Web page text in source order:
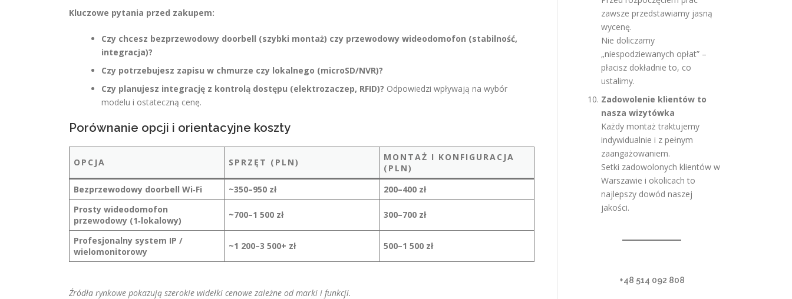
Kluczowe pytania przed zakupem:
Czy chcesz bezprzewodowy doorbell (szybki montaż) czy przewodowy wideodomofon (stabilność,
integracja)?
Czy potrzebujesz zapisu w chmurze czy lokalnego (microSD/NVR)?
Czy planujesz integrację z kontrolą dostępu (elektrozaczep, RFID)? Odpowiedzi wpływają na wybór
modelu i ostateczną cenę.
Porównanie opcji i orientacyjne koszty
OPCJA SPRZĘT (PLN)
MONTAŻ I KONFIGURACJA
(PLN)
Bezprzewodowy doorbell Wi‑Fi
~350–950 zł
200–400 zł
Prosty wideodomofon
przewodowy (1‑lokalowy)
~700–1 500 zł 300–700 zł
Profesjonalny system IP /
wielomonitorowy
~1 200–3 500+ zł 500–1 500 zł
Źródła rynkowe pokazują szerokie widełki cenowe zależne od marki i funkcji.
zawsze przedstawiamy jasną
wycenę.
Nie doliczamy
„niespodziewanych opłat” –
płacisz dokładnie to, co
ustalimy.
Zadowolenie klientów to
nasza wizytówka
Każdy montaż traktujemy
indywidualnie i z pełnym
zaangażowaniem.
Setki zadowolonych klientów w
Warszawie i okolicach to
najlepszy dowód naszej
jakości.
+48 514 092 808